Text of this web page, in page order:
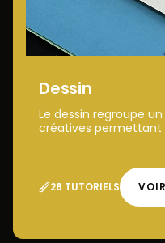
Dessin
Le dessin regroupe
créatives permettant
28 TUTORIELS